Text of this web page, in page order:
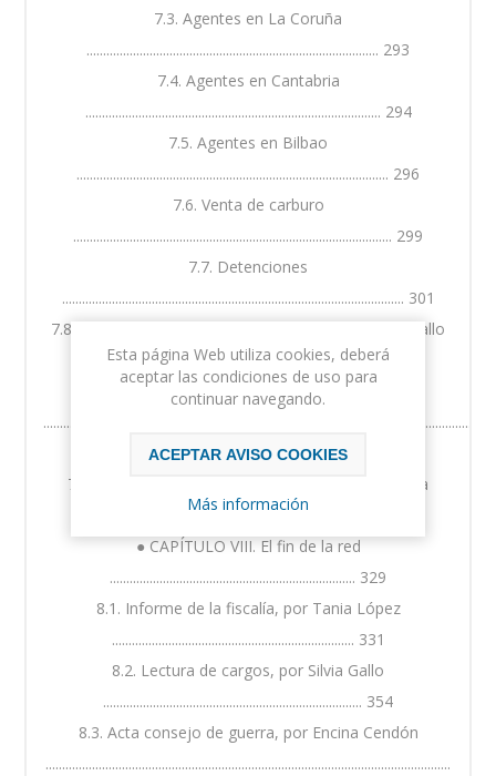
7.3. Agentes en La Coruña
........................................................................................ 293
7.4. Agentes en Cantabria
......................................................................................... 294
7.5. Agentes en Bilbao
.............................................................................................. 296
7.6. Venta de carburo
................................................................................................ 299
7.7. Detenciones
....................................................................................................... 301
7.8. Los agentes de la red de espionaje, por Silvia Gallo
................................................. 306
7.9. Otros colaboradores no contraseñados
..................................................................................................................................
316
7.10. La enfermedad de José Sanmiguel, por Tania
López .................................................. 320
● CAPÍTULO VIII. El fin de la red
.......................................................................... 329
8.1. Informe de la fiscalía, por Tania López
......................................................................... 331
8.2. Lectura de cargos, por Silvia Gallo
.............................................................................. 354
8.3. Acta consejo de guerra, por Encina Cendón
..........................................................................................................................
Esta página Web utiliza cookies, deberá
aceptar las condiciones de uso para
continuar navegando.
ACEPTAR AVISO COOKIES
Más información